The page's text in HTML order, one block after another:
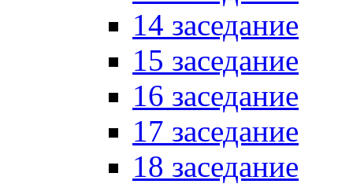
14 заседание
15 заседание
16 заседание
17 заседание
18 заседание